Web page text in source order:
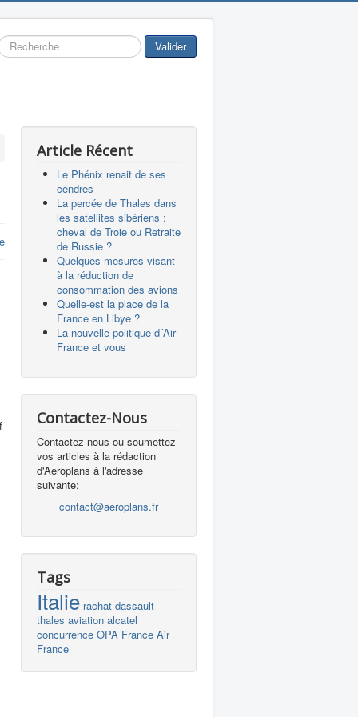
Valider
Article Récent
Le Phénix renait de ses
cendres
La percée de Thales dans
les satellites sibériens :
cheval de Troie ou Retraite
de Russie ?
Quelques mesures visant
à la réduction de
consommation des avions
Quelle-est la place de la
France en Libye ?
La nouvelle politique d´Air
France et vous
Contactez-Nous
Contactez-nous ou soumettez
vos articles à la rédaction
d'Aeroplans à l'adresse
suivante:
contact@aeroplans.fr
Tags
Italie rachat dassault
thales aviation alcatel
concurrence OPA France Air
France